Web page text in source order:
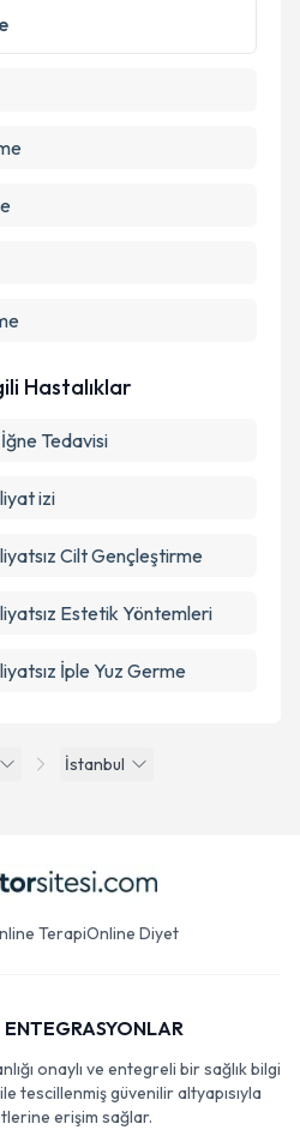
kişisel verilerimin belirtilen
kabul ediyorum.
İstanbul
Hastalıklar
Tedavisi
izi
Cilt Gençleştirme
Estetik Yöntemleri
İple Yuz Germe
TerapiOnline Diyet
ENTEGRASYONLAR
onaylı ve entegreli bir sağlık bilgi
tescillenmiş güvenilir altyapısıyla
erişim sağlar.